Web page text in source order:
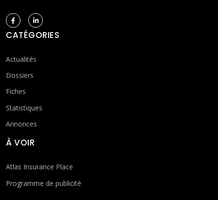
CATÉGORIES
Actualités
Dossiers
Fiches
Statistiques
Annonces
À VOIR
Atlas Insurance Place
Programme de publicité